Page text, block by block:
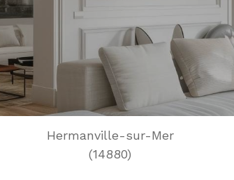
Hermanville-sur-Mer
(14880)